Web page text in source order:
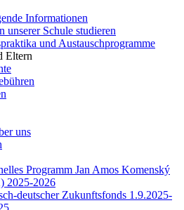
Informationen
unserer Schule studieren
und Austauschprogramme
Eltern
uns
Programm Jan Amos Komenský
2025-2026
deutscher Zukunftsfonds 1.9.2025-